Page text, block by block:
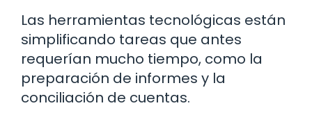
Las herramientas tecnológicas están
simplificando tareas que antes
requerían mucho tiempo, como la
preparación de informes y la
conciliación de cuentas.